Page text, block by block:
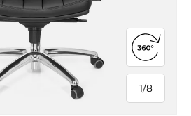
1/
von
8
360°-